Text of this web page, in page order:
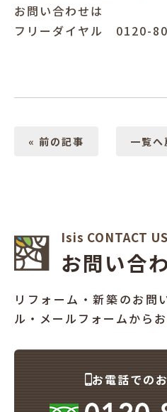
お問い合わせは
フリーダイヤル 0120-
« 前の記事 一覧へ
Isis CONTACT US
お問い合
リフォーム・新築のお問
ル・メールフォームから
お電話での